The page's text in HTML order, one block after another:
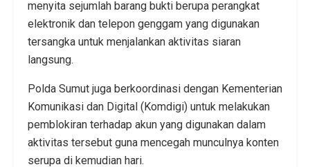
menyita sejumlah barang bukti berupa perangkat
elektronik dan telepon genggam yang digunakan
tersangka untuk menjalankan aktivitas siaran
langsung.
Polda Sumut juga berkoordinasi dengan Kementerian
Komunikasi dan Digital (Komdigi) untuk melakukan
pemblokiran terhadap akun yang digunakan dalam
aktivitas tersebut guna mencegah munculnya konten
serupa di kemudian hari.